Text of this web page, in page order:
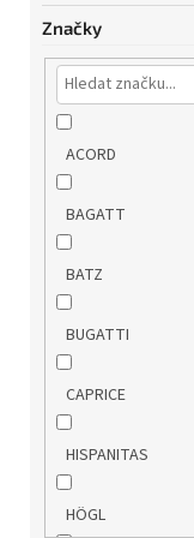
Značky
ACORD
BAGATT
BATZ
BUGATTI
CAPRICE
HISPANITAS
HÖGL